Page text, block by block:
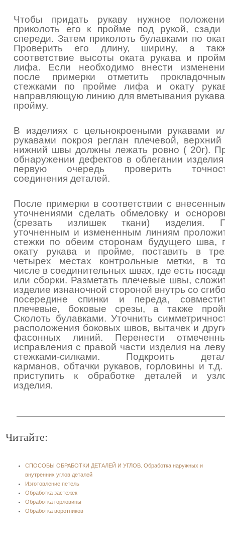
Чтобы придать рукаву нужное
приколоть его к пройме под рукой,
спереди. Затем приколоть булавками по
Проверить его длину, ширину, а
соответствие высоты оката рукава и
лифа. Если необходимо внести
после примерки отметить
стежками по пройме лифа и окату
направляющую линию для вметывания
пройму.
В изделиях с цельнокроеными рукавами
рукавами покроя реглан плечевой,
нижний швы должны лежать ровно ( 20г).
обнаружении дефектов в облегании
первую очередь проверить
соединения деталей.
После примерки в соответствии с
уточнениями сделать обмеловку и
(срезать излишек ткани) изделия.
уточненным и измененным линиям
стежки по обеим сторонам будущего шва,
окату рукава и пройме, поставить в
четырех местах контрольные метки, в
числе в соединительных швах, где есть
или сборки. Разметать плечевые швы,
изделие изнаночной стороной внутрь со
посередине спинки и переда,
плечевые, боковые срезы, а также
Сколоть булавками. Уточнить
расположения боковых швов, вытачек и
фасонных линий. Перенести
исправления с правой части изделия на
стежками-силками. Подкроить
карманов, обтачки рукавов, горловины и
приступить к обработке деталей и
изделия.
Читайте:
СПОСОБЫ ОБРАБОТКИ ДЕТАЛЕЙ И УГЛОВ. Обработка наружных и
внутренних углов деталей
Изготовление петель
Обработка застежек
Обработка горловины
Обработка воротников